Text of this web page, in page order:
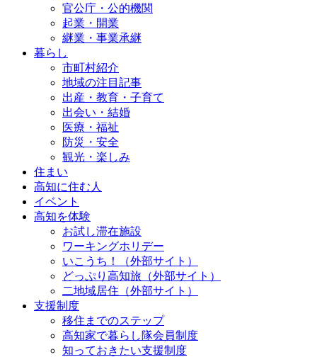
官公庁・公的機関
起業・開業
継業・事業承継
暮らし
市町村紹介
地域の注目記事
出産・教育・子育て
出会い・結婚
医療・福祉
防災・安全
観光・楽しみ
住まい
高知に住む人
イベント
高知を体験
お試し滞在施設
ワーキングホリデー
いこうち！（外部サイト）
どっぷり高知旅（外部サイト）
二地域居住（外部サイト）
支援制度
移住までのステップ
高知家で暮らし隊会員制度
知っておきたい支援制度